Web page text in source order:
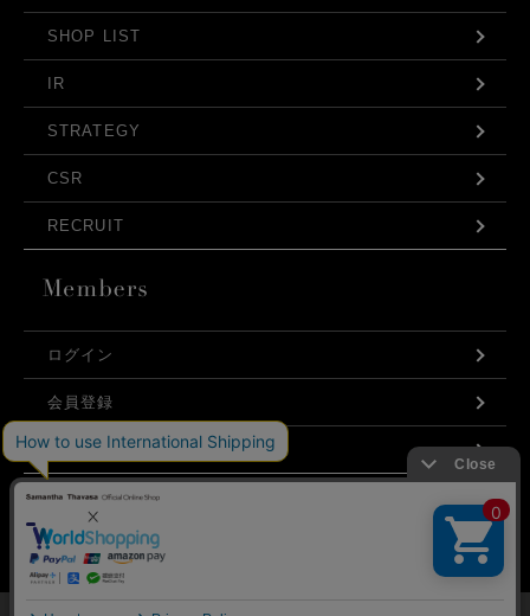
SHOP LIST
IR
STRATEGY
CSR
RECRUIT
ログイン
会員登録
利用規約
お問い合わせ
プライバシーポリシー
弊社はCookieを利用し、Webの利便性向上に努め
ております。「承諾する」をクリックしていただ
くと、お客様に最適な内容を提供することが可能
承諾する